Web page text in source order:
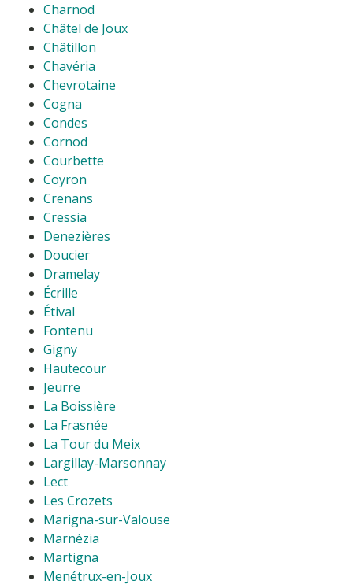
Charnod
Châtel de Joux
Châtillon
Chavéria
Chevrotaine
Cogna
Condes
Cornod
Courbette
Coyron
Crenans
Cressia
Denezières
Doucier
Dramelay
Écrille
Étival
Fontenu
Gigny
Hautecour
Jeurre
La Boissière
La Frasnée
La Tour du Meix
Largillay-Marsonnay
Lect
Les Crozets
Marigna-sur-Valouse
Marnézia
Martigna
Menétrux-en-Joux